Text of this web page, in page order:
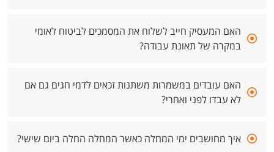
האם המעסיק חייב לשלוח את המסמכים לביטוח לאומי
במקרה של תאונת עבודה?
האם עובדים במשמרות משתנות זכאים לדמי חגים גם אם
לא עבדו לפני ואחרי?
איך מחושבים ימי המחלה כאשר המחלה החלה ביום שישי?